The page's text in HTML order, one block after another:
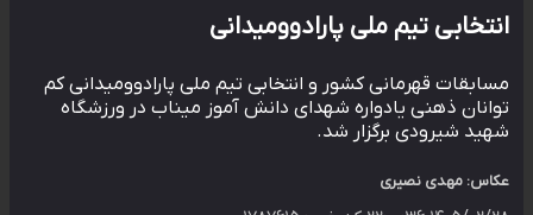
انتخابی تیم ملی پارادوومیدانی
مسابقات قهرمانی کشور و انتخابی تیم ملی پارادوومیدانی کم
توانان ذهنی یادواره شهدای دانش آموز میناب در ورزشگاه
شهید شیرودی برگزار شد.
عکاس: مهدی نصیری